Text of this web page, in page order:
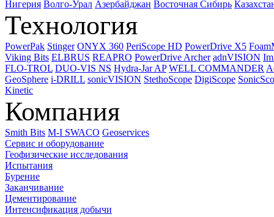
Нигерия Волго-Урал Азербайджан Восточная Сибирь
Технология
PowerPak Stinger ONYX 360 PeriScope HD PowerDrive X5
Viking Bits ELBRUS REAPRO PowerDrive Archer adnVISION
FLO-TROL DUO-VIS NS Hydra-Jar AP WELL COMMANDER
GeoSphere i-DRILL sonicVISION StethoScope DigiScope
Kinetic
Компания
Smith Bits M-I SWACO Geoservices
Сервис и оборудование
Геофизические исследования
Испытания
Бурение
Заканчивание
Цементирование
Интенсификация добычи